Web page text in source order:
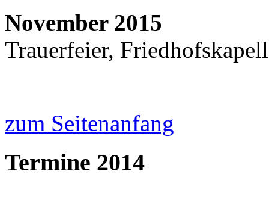
November 2015
Trauerfeier,
zum Seitenanfang
Termine 2014